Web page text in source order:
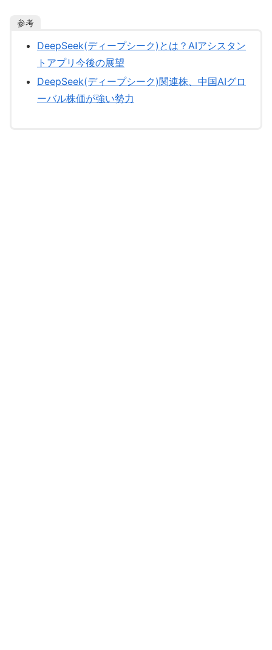
参考
DeepSeek(ディープシーク)とは？AIアシスタン
トアプリ今後の展望
DeepSeek(ディープシーク)関連株、中国AIグロ
ーバル株価が強い勢力